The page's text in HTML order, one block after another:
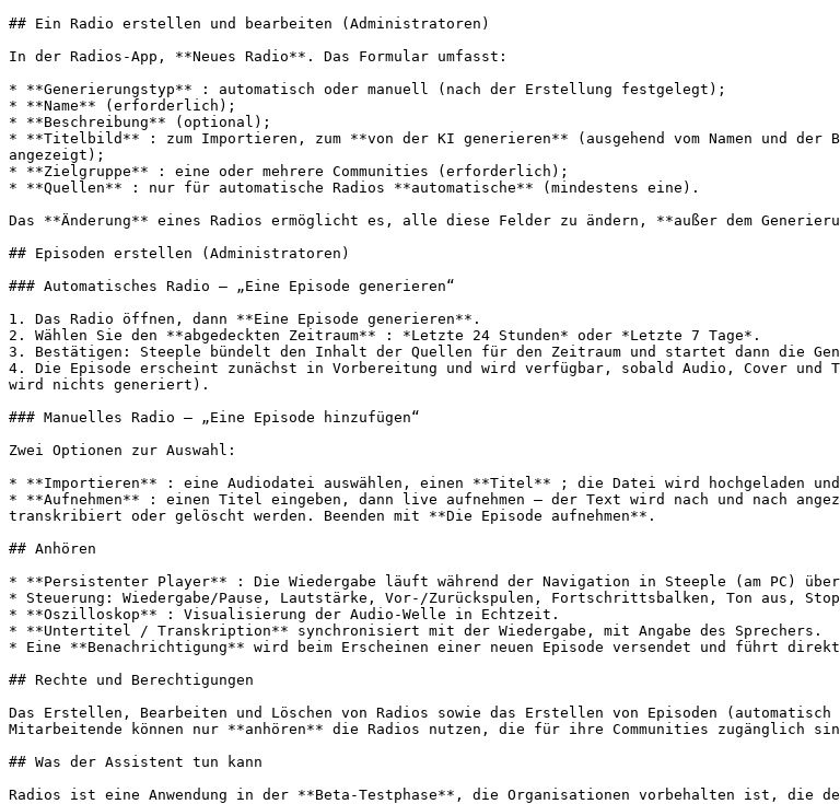
## Ein Radio erstellen und bearbeiten (Administratoren)
In der Radios-App, **Neues Radio**. Das Formular umfasst:
* **Generierungstyp** : automatisch oder manuell (nach der Erstellung festgelegt);
* **Name** (erforderlich);
* **Beschreibung** (optional);
* **Titelbild** : zum Importieren, zum **von der KI generieren** (ausgehend vom Namen und der
angezeigt);
* **Zielgruppe** : eine oder mehrere Communities (erforderlich);
* **Quellen** : nur für automatische Radios **automatische** (mindestens eine).
Das **Änderung** eines Radios ermöglicht es, alle diese Felder zu ändern, **außer dem
## Episoden erstellen (Administratoren)
### Automatisches Radio — „Eine Episode generieren“
1. Das Radio öffnen, dann **Eine Episode generieren**.
2. Wählen Sie den **abgedeckten Zeitraum** : *Letzte 24 Stunden* oder *Letzte 7 Tage*.
3. Bestätigen: Steeple bündelt den Inhalt der Quellen für den Zeitraum und startet dann die
4. Die Episode erscheint zunächst in Vorbereitung und wird verfügbar, sobald Audio, Cover
wird nichts generiert).
### Manuelles Radio — „Eine Episode hinzufügen“
Zwei Optionen zur Auswahl:
* **Importieren** : eine Audiodatei auswählen, einen **Titel** ; die Datei wird hochgeladen
* **Aufnehmen** : einen Titel eingeben, dann live aufnehmen — der Text wird nach und nach
transkribiert oder gelöscht werden. Beenden mit **Die Episode aufnehmen**.
## Anhören
* **Persistenter Player** : Die Wiedergabe läuft während der Navigation in Steeple (am PC)
* Steuerung: Wiedergabe/Pause, Lautstärke, Vor-/Zurückspulen, Fortschrittsbalken, Ton aus,
* **Oszilloskop** : Visualisierung der Audio-Welle in Echtzeit.
* **Untertitel / Transkription** synchronisiert mit der Wiedergabe, mit Angabe des Sprechers.
* Eine **Benachrichtigung** wird beim Erscheinen einer neuen Episode versendet und führt
## Rechte und Berechtigungen
Das Erstellen, Bearbeiten und Löschen von Radios sowie das Erstellen von Episoden
Mitarbeitende können nur **anhören** die Radios nutzen, die für ihre Communities zugänglich
## Was der Assistent tun kann
Radios ist eine Anwendung in der **Beta-Testphase**, die Organisationen vorbehalten ist, die